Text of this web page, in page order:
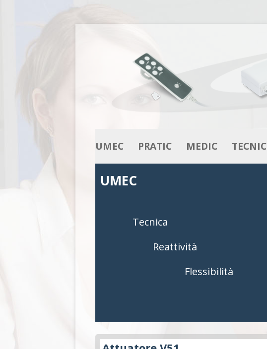
UMEC PRATIC MEDIC
APPLICAZIONI
TECNIC
UMEC
Tecnica
Reattività
Flessibilità